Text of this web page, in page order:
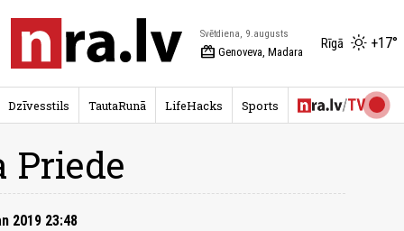
Svētdiena, 9.augusts
redeem Genoveva, Madara
Rīgā +17°
Dzīvesstils TautaRunā LifeHacks Sports
Priede
2019 23:48